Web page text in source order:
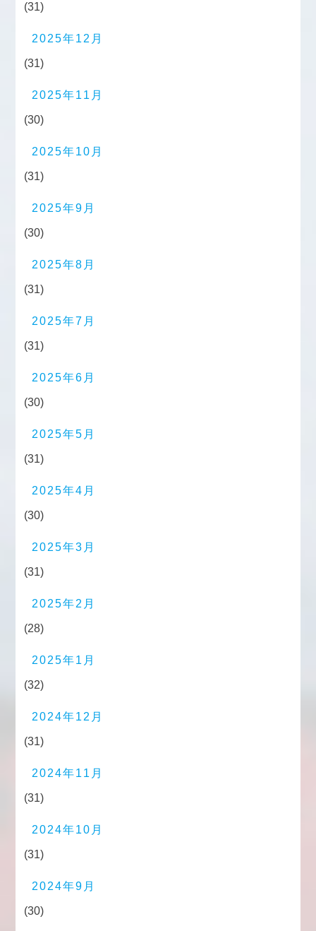
(31)
2025年12月
(31)
2025年11月
(30)
2025年10月
(31)
2025年9月
(30)
2025年8月
(31)
2025年7月
(31)
2025年6月
(30)
2025年5月
(31)
2025年4月
(30)
2025年3月
(31)
2025年2月
(28)
2025年1月
(32)
2024年12月
(31)
2024年11月
(31)
2024年10月
(31)
2024年9月
(30)